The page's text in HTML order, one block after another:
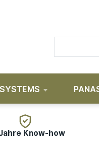
Know-how